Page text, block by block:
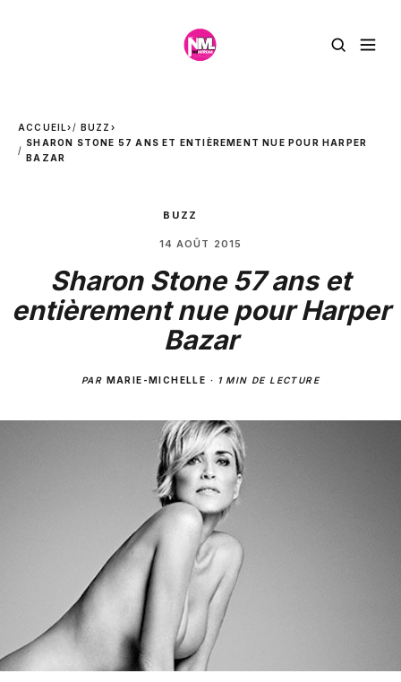
ACCUEIL› BUZZ ›
SHARON STONE 57 ANS ET ENTIÈREMENT NUE POUR HARPER
BAZAR
BUZZ
14 AOÛT 2015
Sharon Stone 57 ans et
entièrement nue pour Harper
Bazar
PAR MARIE-MICHELLE · 1 MIN DE LECTURE